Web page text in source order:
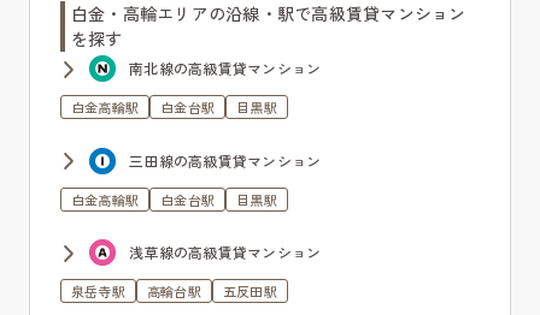
白金・高輪エリアの沿線・駅で高級賃貸マンション
を探す
南北線の高級賃貸マンション
白金高輪駅 白金台駅 目黒駅
三田線の高級賃貸マンション
白金高輪駅 白金台駅 目黒駅
浅草線の高級賃貸マンション
泉岳寺駅 高輪台駅 五反田駅